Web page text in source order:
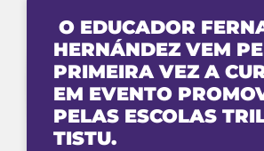
O EDUCADOR
HERNÁNDEZ VEM
PRIMEIRA VEZ A
EM EVENTO
PELAS ESCOLAS
TISTU.